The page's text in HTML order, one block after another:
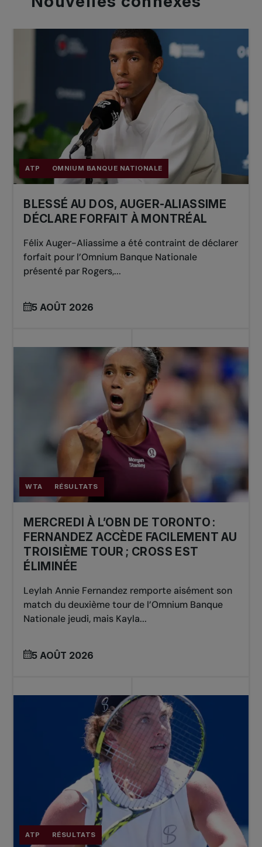
ATP OMNIUM BANQUE NATIONALE
BLESSÉ AU DOS, AUGER-ALIASSIME
DÉCLARE FORFAIT À MONTRÉAL
Félix Auger-Aliassime a été contraint de déclarer
forfait pour l’Omnium Banque Nationale
présenté par Rogers,...
5 AOÛT 2026
WTA RÉSULTATS
MERCREDI À L’OBN DE TORONTO :
FERNANDEZ ACCÈDE FACILEMENT AU
TROISIÈME TOUR ; CROSS EST
ÉLIMINÉE
Leylah Annie Fernandez remporte aisément son
match du deuxième tour de l’Omnium Banque
Nationale jeudi, mais Kayla...
5 AOÛT 2026
ATP RÉSULTATS